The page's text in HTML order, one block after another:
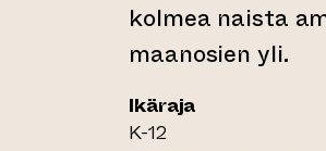
kolmea naista
maanosien yli.
Ikäraja
K-12